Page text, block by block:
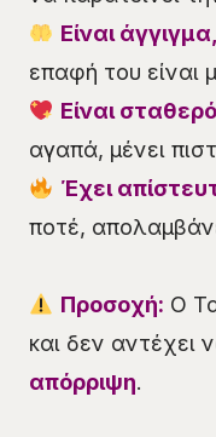
Είναι
επαφή του είναι
Είναι
αγαπά, μένει
Έχει
ποτέ,
Προσοχή: Ο
και δεν αντέχει
απόρριψη.